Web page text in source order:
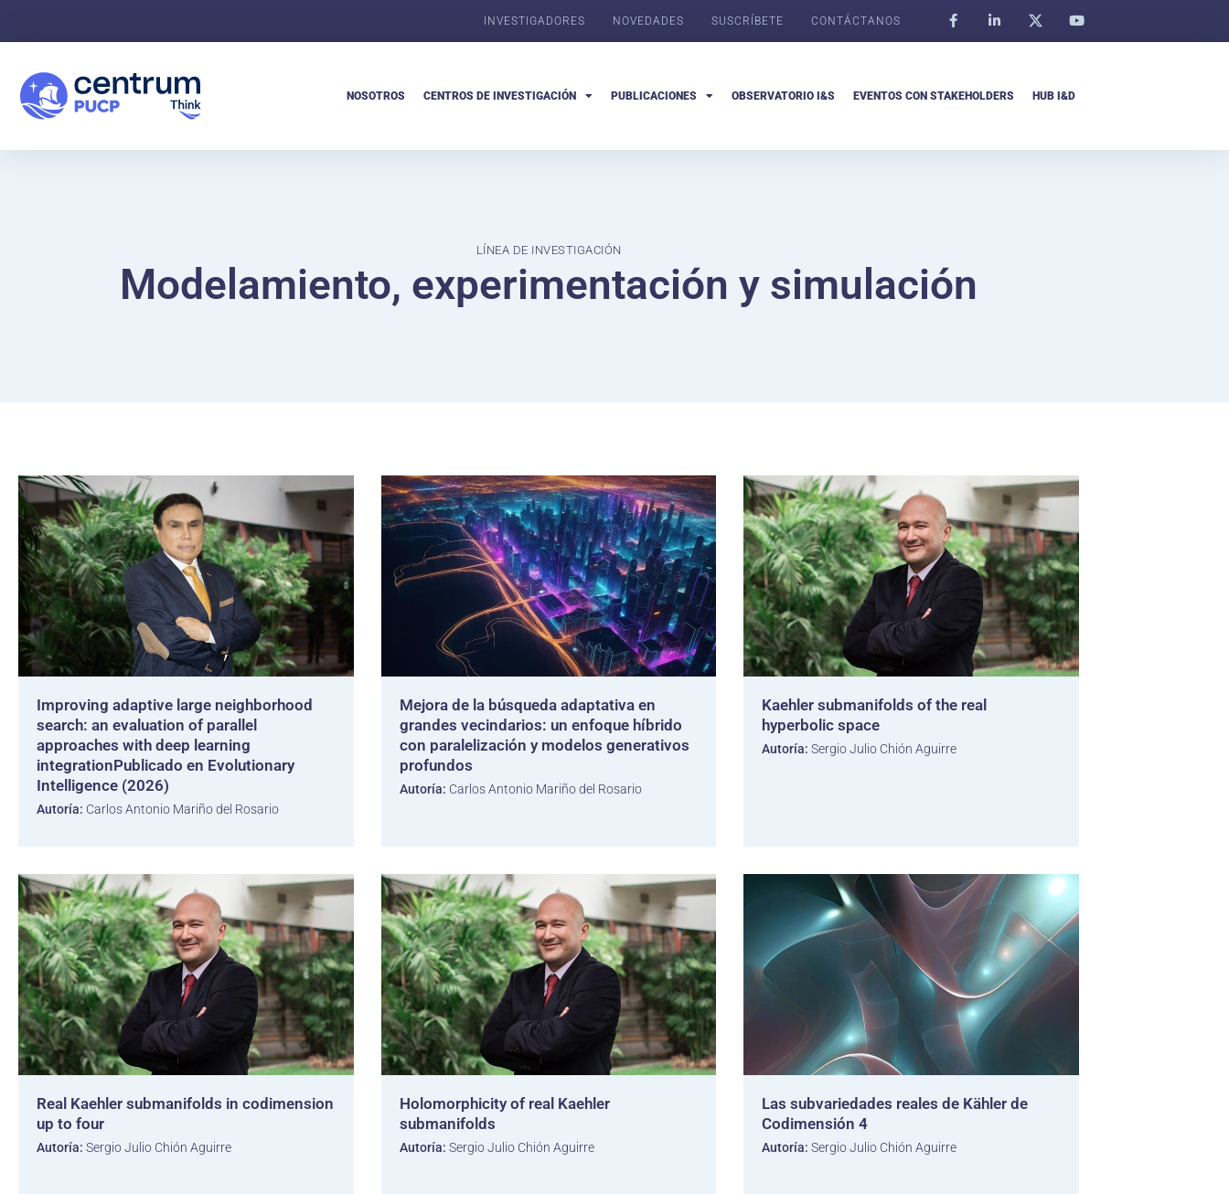
INVESTIGADORES NOVEDADES SUSCRÍBETE CONTÁCTANOS
NOSOTROS CENTROS DE INVESTIGACIÓN PUBLICACIONES OBSERVATORIO I&S EVENTOS CON STAKEHOLDERS HUB I&D
LÍNEA DE INVESTIGACIÓN
Modelamiento, experimentación y simulación
Improving adaptive large neighborhood
search: an evaluation of parallel
approaches with deep learning
integrationPublicado en Evolutionary
Intelligence (2026)
Autoría: Carlos Antonio Mariño del Rosario
Mejora de la búsqueda adaptativa en
grandes vecindarios: un enfoque híbrido
con paralelización y modelos generativos
profundos
Autoría: Carlos Antonio Mariño del Rosario
Kaehler submanifolds of the real
hyperbolic space
Autoría: Sergio Julio Chión Aguirre
Real Kaehler submanifolds in codimension
up to four
Autoría: Sergio Julio Chión Aguirre
Holomorphicity of real Kaehler
submanifolds
Autoría: Sergio Julio Chión Aguirre
Las subvariedades reales de Kähler de
Codimensión 4
Autoría: Sergio Julio Chión Aguirre